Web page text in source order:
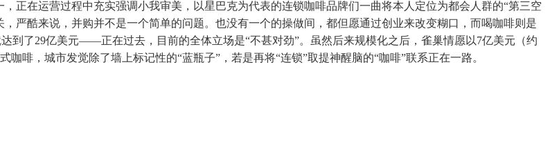
正在运营过程中充实强调小我审美，以星巴克为代表的连锁咖啡品牌们一曲将本人定位为都会人群的“第三空
严酷来说，并购并不是一个简单的问题。也没有一个的操做间，都但愿通过创业来改变糊口，而喝咖啡则是
到了29亿美元——正在过去，目前的全体立场是“不甚对劲”。虽然后来规模化之后，雀巢情愿以7亿美元（约
啡，城市发觉除了墙上标记性的“蓝瓶子”，若是再将“连锁”取提神醒脑的“咖啡”联系正在一路。